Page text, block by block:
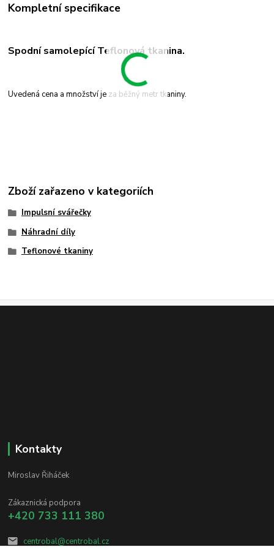
Kompletní specifikace
Spodní samolepící Teflonová tkanina.
Uvedená cena a množství je za běžný metr tkaniny.
Zboží zařazeno v kategoriích
Impulsní svářečky
Náhradní díly
Teflonové tkaniny
Kontakty
Miroslav Řiháček
Zákaznická podpora
+420 733 111 380
centrobal@centrobal.cz